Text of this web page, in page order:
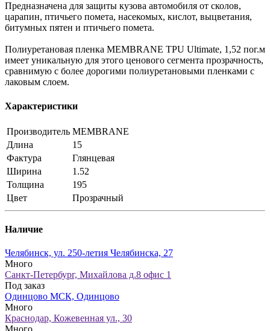
Предназначена для защиты кузова автомобиля от сколов,
царапин, птичьего помета, насекомых, кислот, выцветания,
битумных пятен и птичьего помета.
Полиуретановая пленка MEMBRANE TPU Ultimate, 1,52 пог.м
имеет уникальную для этого ценового сегмента прозрачность,
сравнимую с более дорогими полиуретановыми пленками с
лаковым слоем.
Характеристики
Производитель MEMBRANE
Длина
15
Фактура
Глянцевая
Ширина
1.52
Толщина
195
Цвет
Прозрачный
Наличие
Челябинск, ул. 250-летия Челябинска, 27
Много
Санкт-Петербург, Михайлова д.8 офис 1
Под заказ
Одинцово МСК, Одинцово
Много
Краснодар, Кожевенная ул., 30